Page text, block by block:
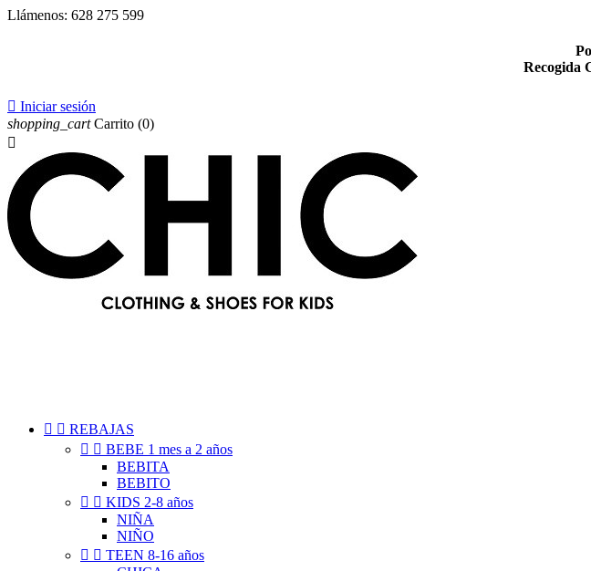
Llámenos: 628 275 599
Recogida
 Iniciar sesión
shopping_cart Carrito (0)

  REBAJAS
  BEBE 1 mes a 2 años
BEBITA
BEBITO
  KIDS 2-8 años
NIÑA
NIÑO
  TEEN 8-16 años